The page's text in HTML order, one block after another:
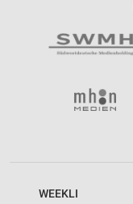
WEEKLI